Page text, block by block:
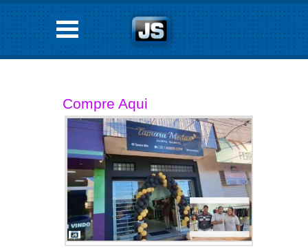
Compre Aqui